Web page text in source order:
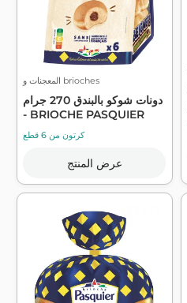
المعجنات و brioches
دونات شوكو بالبندق 270 جرام
- BRIOCHE PASQUIER
كرتون من 6 قطع
عرض المنتج